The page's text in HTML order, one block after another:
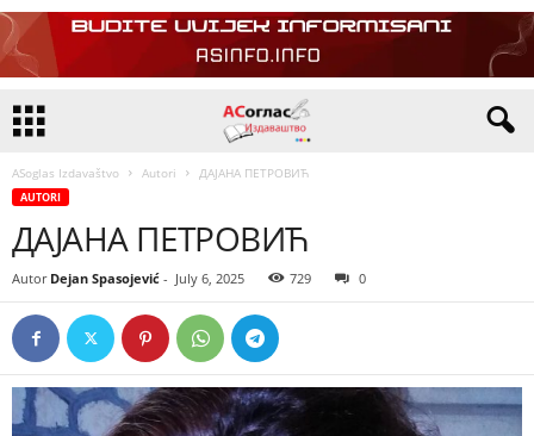
ASoglas Izdavaštvo Autori ДАЈАНА ПЕТРОВИЋ
AUTORI
ДАЈАНА ПЕТРОВИЋ
Autor Dejan Spasojević - July 6, 2025 729 0